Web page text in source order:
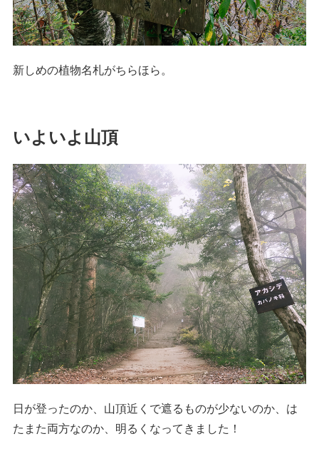
新しめの植物名札がちらほら。
いよいよ山頂
日が登ったのか、山頂近くで遮るものが少ないのか、は
たまた両方なのか、明るくなってきました！